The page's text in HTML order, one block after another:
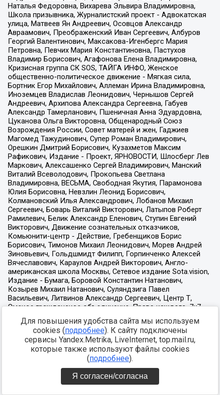
Для повышения удобства сайта мы используем
cookies (подробнее). К сайту подключены
сервисы Yandex.Metrika, LiveInternet, top.mail.ru,
которые также используют файлы cookies
(подробнее).
Я согласен/согласна